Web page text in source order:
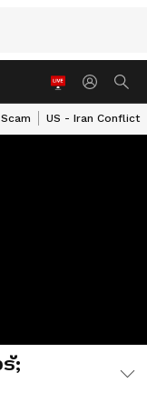
US - Iran Conflict